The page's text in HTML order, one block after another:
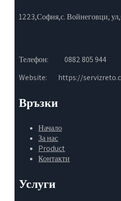
1223,София,с. Войнеговци,
Телефон:
0882 805 944
Website:
https://
Връзки
Начало
За нас
Product
Контакти
Услуги